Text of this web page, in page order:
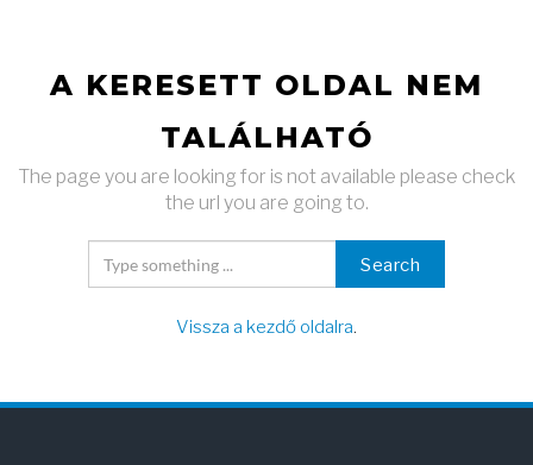
A KERESETT OLDAL NEM
TALÁLHATÓ
The page you are looking for is not available please check
the url you are going to.
Search
Vissza a kezdő oldalra.